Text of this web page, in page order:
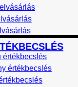
értékbecslés
értékbecslés